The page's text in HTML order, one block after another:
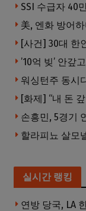
[사건] 30대 한
할라피뇨 살모
실시간 랭킹